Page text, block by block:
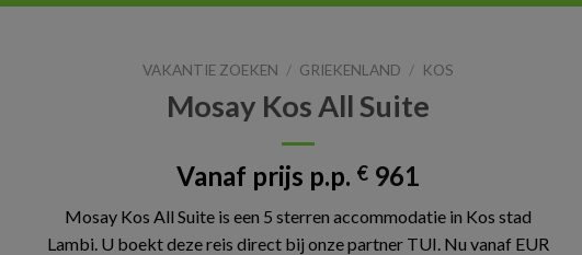
VAKANTIE ZOEKEN / GRIEKENLAND / KOS
Mosay Kos All Suite
Vanaf prijs p.p. €961
Mosay Kos All Suite is een 5 sterren accommodatie in Kos stad
Lambi. U boekt deze reis direct bij onze partner TUI. Nu vanaf EUR